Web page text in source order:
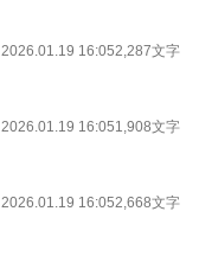
2026.01.19 16:052,287文字
2026.01.19 16:051,908文字
2026.01.19 16:052,668文字